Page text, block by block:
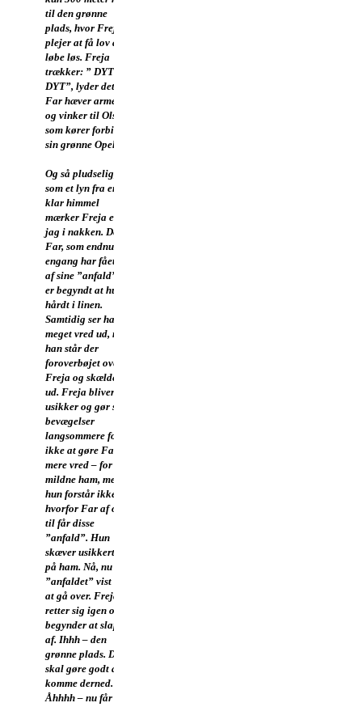
til den grønne
plads, hvor Freja
plejer at få lov at
løbe løs. Freja
trækker: ” DYT –
DYT”, lyder det.
Far hæver armen
og vinker til Olsen,
som kører forbi i
sin grønne Opel.
Og så pludselig,
som et lyn fra en
klar himmel
mærker Freja et
jag i nakken. Det er
Far, som endnu
engang har fået et
af sine ”anfald” og
er begyndt at hugge
hårdt i linen.
Samtidig ser han
meget vred ud, når
han står der
foroverbøjet over
Freja og skælder
ud. Freja bliver
usikker og gør sine
bevægelser
langsommere for
ikke at gøre Far
mere vred – for at
mildne ham, men
hun forstår ikke,
hvorfor Far af og
til får disse
”anfald”. Hun
skæver usikkert op
på ham. Nå, nu er
”anfaldet” vist ved
at gå over. Freja
retter sig igen og
begynder at slappe
af. Ihhh – den
grønne plads. Det
skal gøre godt at
komme derned.
Åhhhh – nu får Far